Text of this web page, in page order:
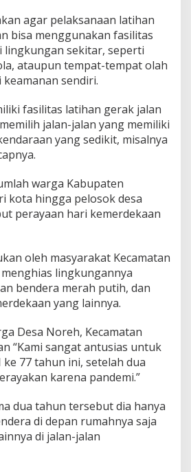
agar pelaksanaan latihan
bisa menggunakan fasilitas
lingkungan sekitar, seperti
ataupun tempat-tempat olah
sendiri.
fasilitas latihan gerak jalan
jalan-jalan yang memiliki
yang sedikit, misalnya
warga Kabupaten
kota hingga pelosok desa
perayaan hari kemerdekaan
oleh masyarakat Kecamatan
lingkungannya
bendera merah putih, dan
yang lainnya.
Desa Noreh, Kecamatan
“Kami sangat antusias untuk
ke 77 tahun ini, setelah dua
karena pandemi.”
dua tahun tersebut dia hanya
di depan rumahnya saja
di jalan-jalan